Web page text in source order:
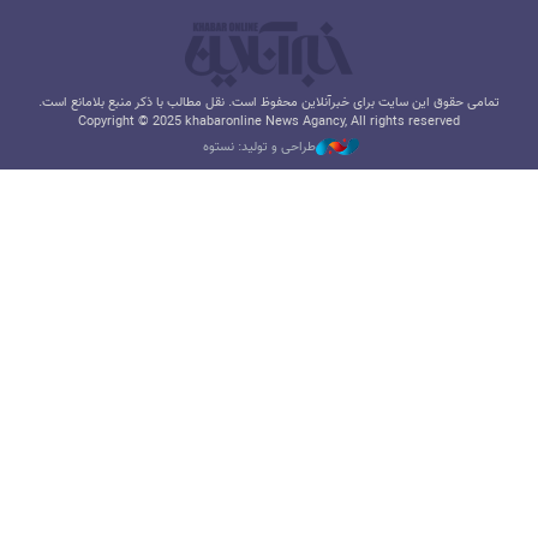
تمامی حقوق این سایت برای خبرآنلاین محفوظ است. نقل مطالب با ذکر منبع بلامانع است.
Copyright © 2025 khabaronline News Agancy, All rights reserved
طراحی و تولید: نستوه